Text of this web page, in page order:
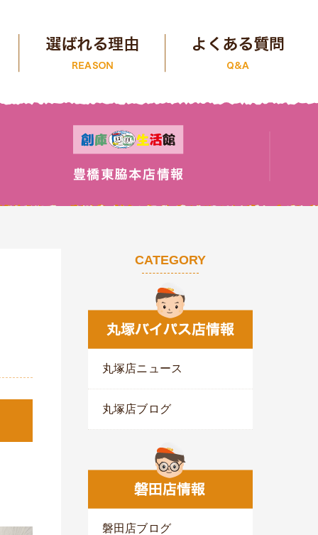
CATEGORY
丸塚店ニュース
丸塚店ブログ
磐田店ブログ